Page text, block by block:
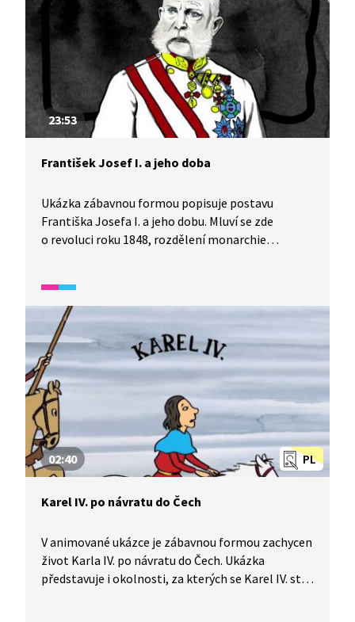
císařství. Konce války se František Josef I. nedožil,
Rakousko válku prohrálo a říše se rozpadla
na menší státy.
23:53
František Josef I. a jeho doba
Ukázka zábavnou formou popisuje postavu
Františka Josefa I. a jeho dobu. Mluví se zde
o revoluci roku 1848, rozdělení monarchie
PL
02:40
Karel IV. po návratu do Čech
V animované ukázce je zábavnou formou zachycen
život Karla IV. po návratu do Čech. Ukázka
představuje i okolnosti, za kterých se Karel IV. stal